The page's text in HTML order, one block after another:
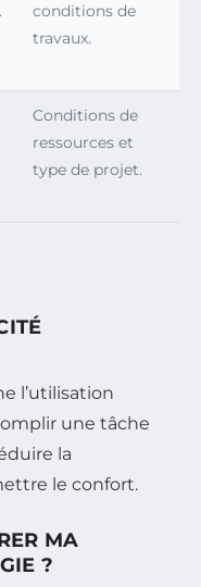
conditions de
travaux.
Conditions de
ressources et
type de projet.
l’utilisation
une tâche
la
le confort.
MA
?